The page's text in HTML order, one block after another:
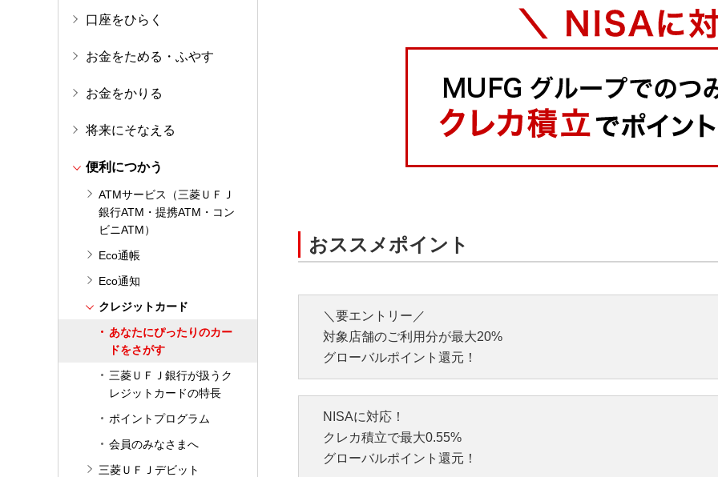
口座をひらく
お金をためる・ふやす
お金をかりる
将来にそなえる
便利につかう
ATMサービス（三菱ＵＦＪ
銀行ATM・提携ATM・コン
ビニATM）
Eco通帳
Eco通知
クレジットカード
あなたにぴったりのカー
ドをさがす
三菱ＵＦＪ銀行が扱うク
レジットカードの特長
ポイントプログラム
会員のみなさまへ
三菱ＵＦＪデビット
おススメポイント
＼要エントリー／
対象店舗のご利用分が最大20%
グローバルポイント還元！
NISAに対応！
クレカ積立で最大0.55%
グローバルポイント還元！